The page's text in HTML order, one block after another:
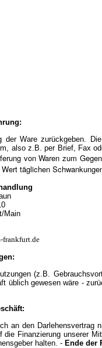
Ware zurückgeben.
also z.B. per Brief, Fax
von Waren zum
täglichen
Main
frankfurt.de
(z.B.
gewesen wäre -
den
Finanzierung unserer
halten. - Ende der